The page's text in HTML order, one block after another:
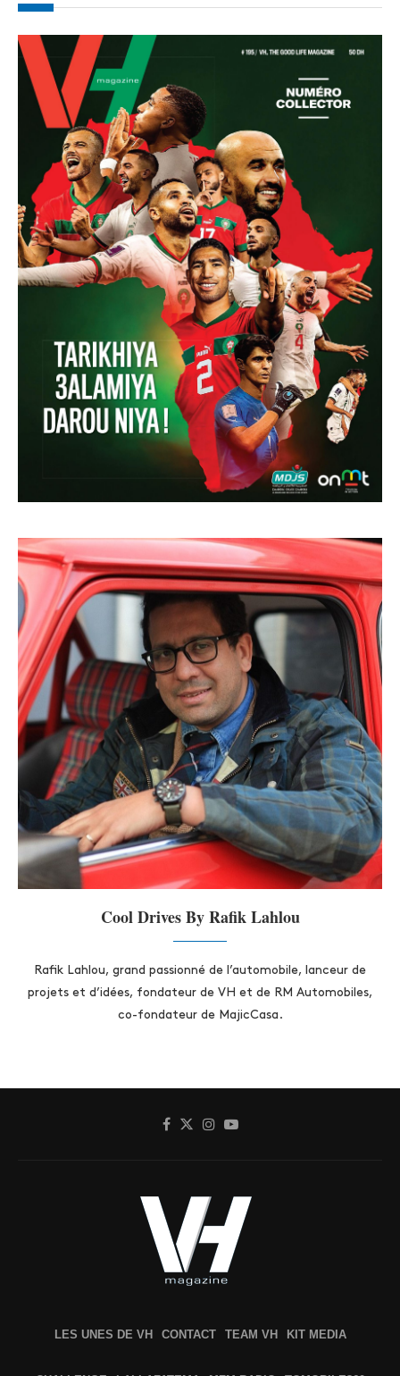
Cool Drives By Rafik Lahlou
Rafik Lahlou, grand passionné de l’automobile, lanceur de
projets et d’idées, fondateur de VH et de RM Automobiles,
co-fondateur de MajicCasa.
LES UNES DE VH CONTACT TEAM VH KIT MEDIA